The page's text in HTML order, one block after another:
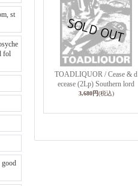
st
fol
TOADLIQUOR / Cease & d
ecease (2Lp) Southern lord
3,680円(税込)